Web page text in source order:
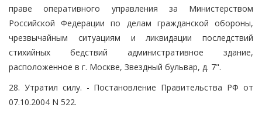
праве оперативного управления за Министерством
Российской Федерации по делам гражданской обороны,
чрезвычайным ситуациям и ликвидации последствий
стихийных бедствий административное здание,
расположенное в г. Москве, Звездный бульвар, д. 7".
28. Утратил силу. - Постановление Правительства РФ от
07.10.2004 N 522.